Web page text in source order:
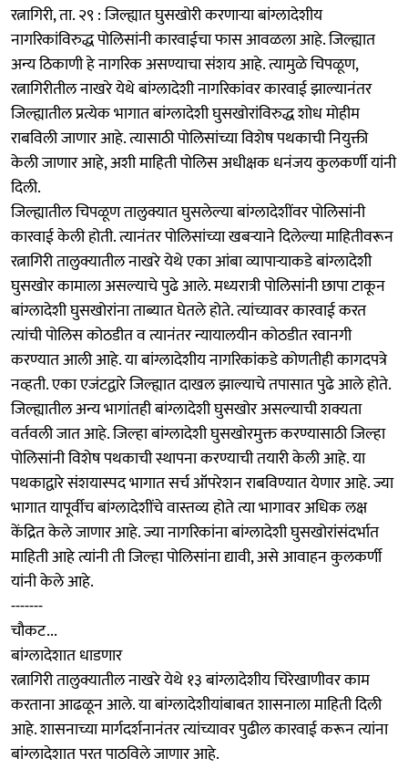
रत्नागिरी, ता. २९ : जिल्ह्यात घुसखोरी करणाऱ्या बांग्लादेशीय
नागरिकांविरुद्ध पोलिसांनी कारवाईचा फास आवळला आहे. जिल्ह्यात
अन्य ठिकाणी हे नागरिक असण्याचा संशय आहे. त्यामुळे चिपळूण,
रत्नागिरीतील नाखरे येथे बांग्लादेशी नागरिकांवर कारवाई झाल्यानंतर
जिल्ह्यातील प्रत्येक भागात बांग्लादेशी घुसखोरांविरुद्ध शोध मोहीम
राबविली जाणार आहे. त्यासाठी पोलिसांच्या विशेष पथकाची नियुक्ती
केली जाणार आहे, अशी माहिती पोलिस अधीक्षक धनंजय कुलकर्णी यांनी
दिली.
जिल्ह्यातील चिपळूण तालुक्यात घुसलेल्या बांग्लादेशींवर पोलिसांनी
कारवाई केली होती. त्यानंतर पोलिसांच्या खबऱ्याने दिलेल्या माहितीवरून
रत्नागिरी तालुक्यातील नाखरे येथे एका आंबा व्यापाऱ्याकडे बांग्लादेशी
घुसखोर कामाला असल्याचे पुढे आले. मध्यरात्री पोलिसांनी छापा टाकून
बांग्लादेशी घुसखोरांना ताब्यात घेतले होते. त्यांच्यावर कारवाई करत
त्यांची पोलिस कोठडीत व त्यानंतर न्यायालयीन कोठडीत रवानगी
करण्यात आली आहे. या बांग्लादेशीय नागरिकांकडे कोणतीही कागदपत्रे
नव्हती. एका एजंटद्वारे जिल्ह्यात दाखल झाल्याचे तपासात पुढे आले होते.
जिल्ह्यातील अन्य भागांतही बांग्लादेशी घुसखोर असल्याची शक्यता
वर्तवली जात आहे. जिल्हा बांग्लादेशी घुसखोरमुक्त करण्यासाठी जिल्हा
पोलिसांनी विशेष पथकाची स्थापना करण्याची तयारी केली आहे. या
पथकाद्वारे संशयास्पद भागात सर्च ऑपरेशन राबविण्यात येणार आहे. ज्या
भागात यापूर्वीच बांग्लादेशींचे वास्तव्य होते त्या भागावर अधिक लक्ष
केंद्रित केले जाणार आहे. ज्या नागरिकांना बांग्लादेशी घुसखोरांसंदर्भात
माहिती आहे त्यांनी ती जिल्हा पोलिसांना द्यावी, असे आवाहन कुलकर्णी
यांनी केले आहे.
-------
चौकट...
बांग्लादेशात धाडणार
रत्नागिरी तालुक्यातील नाखरे येथे १३ बांग्लादेशीय चिरेखाणीवर काम
करताना आढळून आले. या बांग्लादेशीयांबाबत शासनाला माहिती दिली
आहे. शासनाच्या मार्गदर्शनानंतर त्यांच्यावर पुढील कारवाई करून त्यांना
बांग्लादेशात परत पाठविले जाणार आहे.